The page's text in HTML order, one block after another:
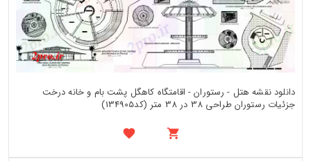
دانلود نقشه هتل - رستوران - اقامتگاه کاهگل پشت بام و خانه درخت
جزئیات رستوران طراحی 38 در 38 متر (کد134905)